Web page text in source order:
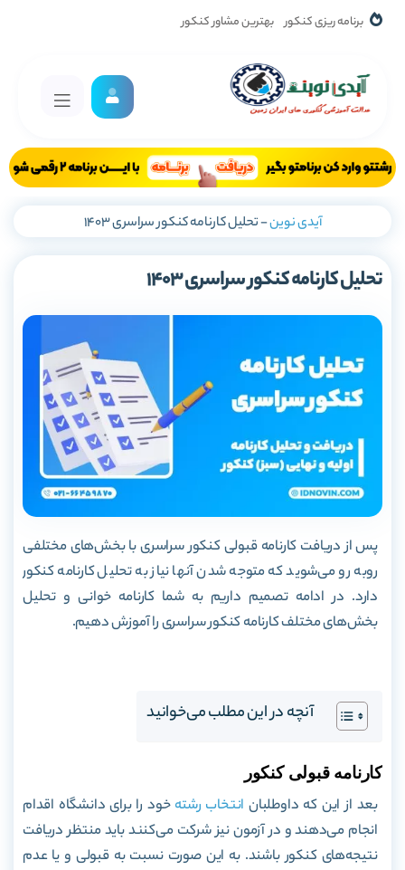
برنامه ریزی کنکور بهترین مشاور کنکور
آیدی نوین-تحلیل کارنامه کنکور سراسری 1403
تحلیل کارنامه کنکور سراسری 1403
پس از دریافت کارنامه قبولی کنکور سراسری با بخش‌های مختلفی
روبه رو می‌شوید که متوجه شدن آنها نیاز به تحلیل کارنامه کنکور
دارد. در ادامه تصمیم داریم به شما کارنامه خوانی و تحلیل
بخش‌های مختلف کارنامه کنکور سراسری را آموزش دهیم.
آنچه در این مطلب می‌خوانید
کارنامه قبولی کنکور
بعد از این که داوطلبان انتخاب رشته خود را برای دانشگاه اقدام
انجام می‌دهند و در آزمون نیز شرکت می‌کنند باید منتظر دریافت
نتیجه‌های کنکور باشند. به این صورت نسبت به قبولی و یا عدم